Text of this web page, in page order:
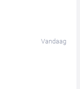
Vandaag